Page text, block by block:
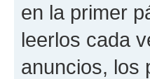
en la primer
leerlos cada
anuncios, los